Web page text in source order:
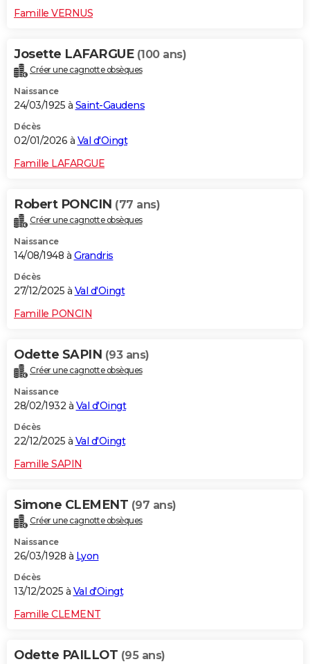
Famille VERNUS
Josette LAFARGUE (100 ans)
Créer une cagnotte obsèques
Naissance
24/03/1925 à Saint-Gaudens
Décès
02/01/2026 à Val d'Oingt
Famille LAFARGUE
Robert PONCIN (77 ans)
Créer une cagnotte obsèques
Naissance
14/08/1948 à Grandris
Décès
27/12/2025 à Val d'Oingt
Famille PONCIN
Odette SAPIN (93 ans)
Créer une cagnotte obsèques
Naissance
28/02/1932 à Val d'Oingt
Décès
22/12/2025 à Val d'Oingt
Famille SAPIN
Simone CLEMENT (97 ans)
Créer une cagnotte obsèques
Naissance
26/03/1928 à Lyon
Décès
13/12/2025 à Val d'Oingt
Famille CLEMENT
Odette PAILLOT (95 ans)